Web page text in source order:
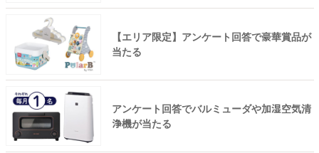
【エリア限定】アンケート回答で豪華賞品が
当たる
アンケート回答でバルミューダや加湿空気清
浄機が当たる